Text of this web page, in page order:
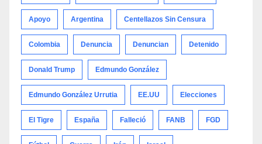
Apoyo Argentina Centellazos Sin Censura
Colombia Denuncia Denuncian Detenido
Donald Trump Edmundo González
Edmundo González Urrutia EE.UU Elecciones
El Tigre España Falleció FANB FGD